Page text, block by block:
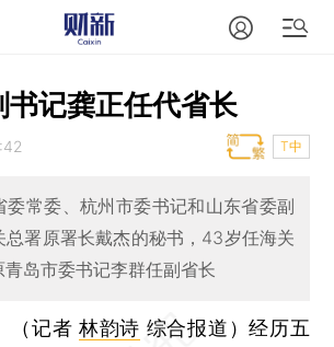
书记龚正任代省长
T中
委常委、杭州市委书记和山东省委副
总署原署长戴杰的秘书，43岁任海关
岛市委书记李群任副省长
（记者林韵诗 综合报道）经历五